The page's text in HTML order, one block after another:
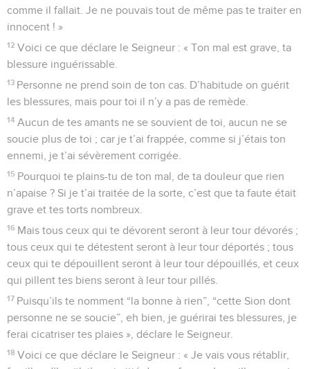
comme il fallait. Je ne pouvais tout de même pas te traiter en
innocent ! »
12 Voici ce que déclare le Seigneur : « Ton mal est grave, ta
blessure inguérissable.
13 Personne ne prend soin de ton cas. D’habitude on guérit
les blessures, mais pour toi il n’y a pas de remède.
14 Aucun de tes amants ne se souvient de toi, aucun ne se
soucie plus de toi ; car je t’ai frappée, comme si j’étais ton
ennemi, je t’ai sévèrement corrigée.
15 Pourquoi te plains-tu de ton mal, de ta douleur que rien
n’apaise ? Si je t’ai traitée de la sorte, c’est que ta faute était
grave et tes torts nombreux.
16 Mais tous ceux qui te dévorent seront à leur tour dévorés ;
tous ceux qui te détestent seront à leur tour déportés ; tous
ceux qui te dépouillent seront à leur tour dépouillés, et ceux
qui pillent tes biens seront à leur tour pillés.
17 Puisqu’ils te nomment “la bonne à rien”, “cette Sion dont
personne ne se soucie”, eh bien, je guérirai tes blessures, je
ferai cicatriser tes plaies », déclare le Seigneur.
18 Voici ce que déclare le Seigneur : « Je vais vous rétablir,